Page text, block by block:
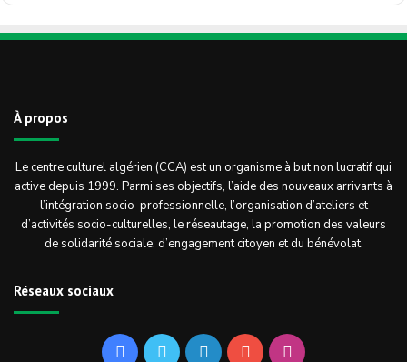
À propos
Le centre culturel algérien (CCA) est un organisme à but non lucratif qui
active depuis 1999. Parmi ses objectifs, l’aide des nouveaux arrivants à
l’intégration socio-professionnelle, l’organisation d’ateliers et
d’activités socio-culturelles, le réseautage, la promotion des valeurs
de solidarité sociale, d’engagement citoyen et du bénévolat.
Réseaux sociaux
FacebookTwitterLinkedinYouTubeInstagram